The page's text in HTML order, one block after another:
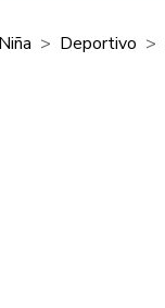
Niña Deportivo